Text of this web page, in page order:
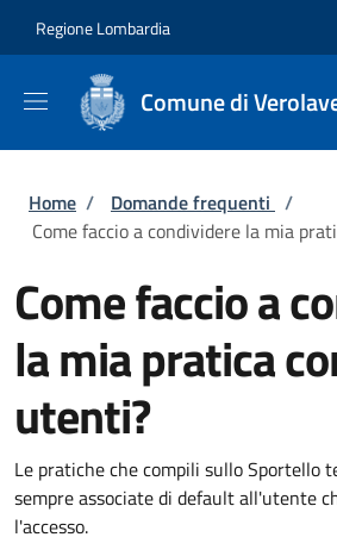
Regione Lombardia
Comune di
Briciole di pane
Home / Domande frequenti /
Come faccio a condividere la mia
Come faccio a
la mia pratica
utenti?
Le pratiche che compili sullo Sportello
sempre associate di default all'utente
l'accesso.